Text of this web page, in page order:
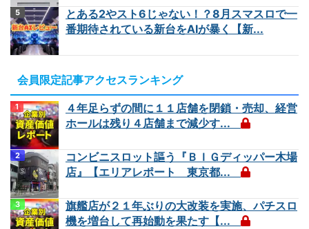
とある2やスト6じゃない！？8月スマスロで一
番期待されている新台をAIが暴く【新...
会員限定記事アクセスランキング
４年足らずの間に１１店舗を閉鎖・売却、経営
ホールは残り４店舗まで減少す...
コンビニスロット謳う『ＢＩＧディッパー木場
店』【エリアレポート 東京都...
旗艦店が２１年ぶりの大改装を実施、パチスロ
機を増台して再始動を果たす【...